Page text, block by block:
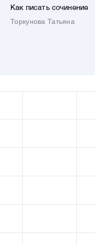
Как писать сочинение
Торкунова Татьяна